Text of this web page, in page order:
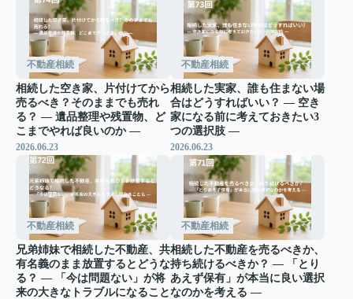
不動産相続
相続した空き家、片付けてから
売るべき？そのままでも売れ
る？ ― 遺品整理や残置物、ど
こまでやれば良いのか ―
2026.06.23
不動産相続
相続した実家、誰も住まない場
合はどうすればいい？ ― 空き
家になる前に考えておきたい3
つの選択肢 ―
2026.06.23
不動産相続
兄弟姉妹で相続した不動産、共
有名義のまま放置するとどうな
る？ ― 「今は問題ない」が将
来の大きなトラブルになること
不動産相続
相続した不動産を売るべきか、
持ち続けるべきか？ ― 「とり
あえず保有」が本当に良い選択
なのかを考える ―